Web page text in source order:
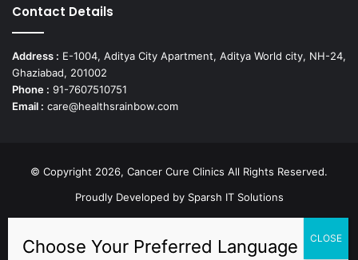
Contact Details
Address : E-1004, Aditya City Apartment, Aditya World city, NH-24,
Ghaziabad, 201002
Phone : 91-7607510751
Email : care@healthsrainbow.com
© Copyright 2026, Cancer Cure Clinics All Rights Reserved.
Proudly Developed by Sparsh IT Solutions
Facebook PinterestLinkedIn Instagram
TikTok